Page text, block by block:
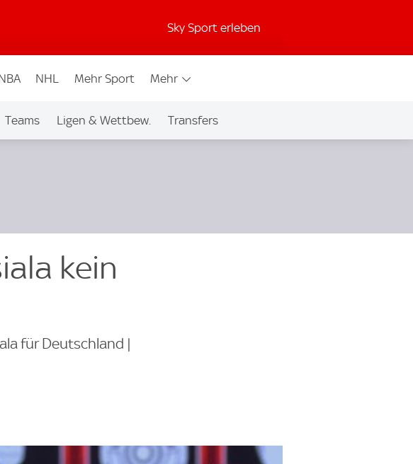
Sky Sport erleben
NHL Mehr Sport Mehr
Teams Ligen & Wettbew. Transfers
kein
für Deutschland |